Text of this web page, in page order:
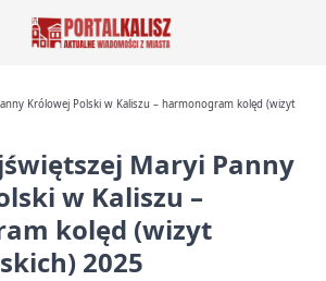
Królowej Polski w Kaliszu – harmonogram kolęd (wizyt
Maryi Panny
w Kaliszu –
kolęd (wizyt
2025